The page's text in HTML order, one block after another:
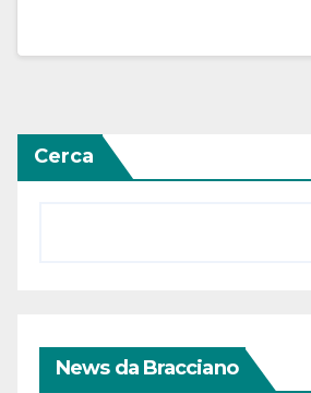
Cerca
News da Bracciano